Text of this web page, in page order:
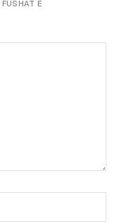
FUSHAT E